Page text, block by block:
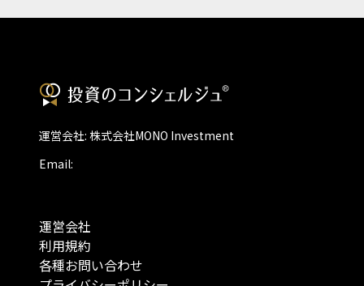
運営会社: 株式会社MONO Investment
Email:
運営会社
利用規約
各種お問い合わせ